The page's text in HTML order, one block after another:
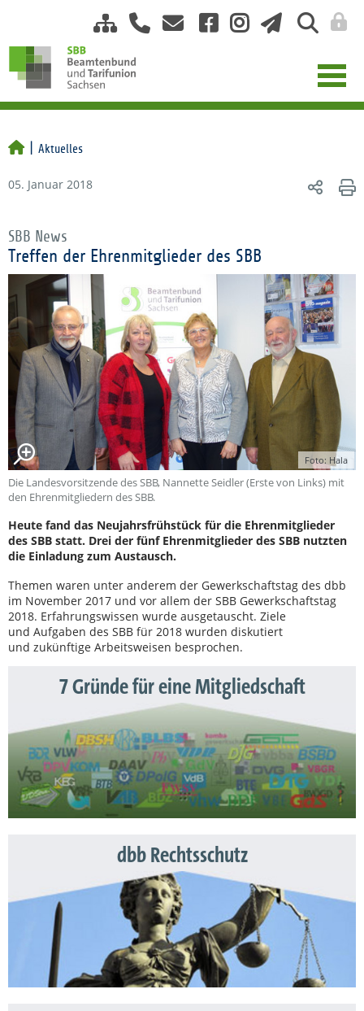
Aktuelles
05. Januar 2018
SBB News
Treffen der Ehrenmitglieder des SBB
Foto: Hala
Die Landesvorsitzende des SBB, Nannette Seidler (Erste von Links) mit
den Ehrenmitgliedern des SBB.
Heute fand das Neujahrsfrühstück für die Ehrenmitglieder
des SBB statt. Drei der fünf Ehrenmitglieder des SBB nutzten
die Einladung zum Austausch.
Themen waren unter anderem der Gewerkschaftstag des dbb
im November 2017 und vor allem der SBB Gewerkschaftstag
2018. Erfahrungswissen wurde ausgetauscht. Ziele
und Aufgaben des SBB für 2018 wurden diskutiert
und zukünftige Arbeitsweisen besprochen.
7 Gründe für eine Mitgliedschaft
dbb Rechtsschutz